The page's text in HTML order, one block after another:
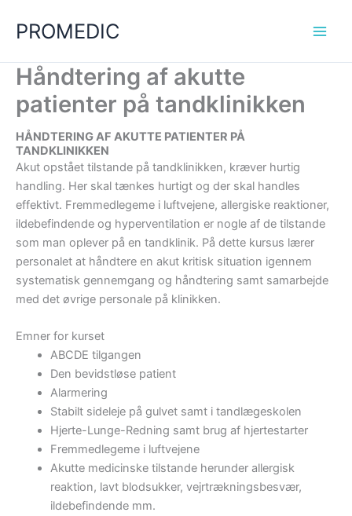
PROMEDIC
Håndtering af akutte
patienter på tandklinikken
HÅNDTERING AF AKUTTE PATIENTER PÅ
TANDKLINIKKEN
Akut opstået tilstande på tandklinikken, kræver hurtig
handling. Her skal tænkes hurtigt og der skal handles
effektivt. Fremmedlegeme i luftvejene, allergiske reaktioner,
ildebefindende og hyperventilation er nogle af de tilstande
som man oplever på en tandklinik. På dette kursus lærer
personalet at håndtere en akut kritisk situation igennem
systematisk gennemgang og håndtering samt samarbejde
med det øvrige personale på klinikken.
Emner for kurset
ABCDE tilgangen
Den bevidstløse patient
Alarmering
Stabilt sideleje på gulvet samt i tandlægeskolen
Hjerte-Lunge-Redning samt brug af hjertestarter
Fremmedlegeme i luftvejene
Akutte medicinske tilstande herunder allergisk
reaktion, lavt blodsukker, vejrtrækningsbesvær,
ildebefindende mm.